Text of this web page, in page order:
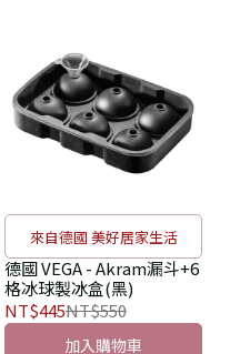
來自德國 美好居家生活
德國 VEGA - Akram漏斗+6
格冰球製冰盒(黑)
NT$445NT$550
加入購物車